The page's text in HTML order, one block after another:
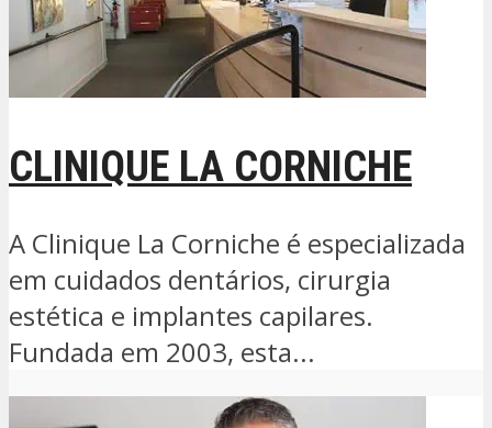
CLINIQUE LA CORNICHE
A Clinique La Corniche é especializada
em cuidados dentários, cirurgia
estética e implantes capilares.
Fundada em 2003, esta...